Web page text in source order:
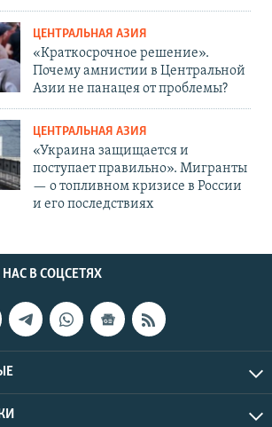
ЦЕНТРАЛЬНАЯ АЗИЯ
«Краткосрочное решение».
Почему амнистии в Центральной
Азии не панацея от проблемы?
ЦЕНТРАЛЬНАЯ АЗИЯ
«Украина защищается и
поступает правильно». Мигранты
— о топливном кризисе в России
и его последствиях
В СОЦСЕТЯХ